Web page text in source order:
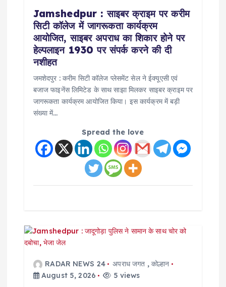
Jamshedpur : साइबर क्राइम पर करीम
सिटी कॉलेज में जागरूकता कार्यक्रम
आयोजित, साइबर अपराध का शिकार होने पर
हेल्पलाइन 1930 पर संपर्क करने की दी
नशीहत
जमशेदपुर : करीम सिटी कॉलेज प्लेसमेंट सेल ने ईक्यूएसी एवं
बजाज फाइनेंस लिमिटेड के साथ साझा मिलकर साइबर क्राइम पर
जागरूकता कार्यक्रम आयोजित किया। इस कार्यक्रम में बड़ी
संख्या में…
Spread the love
RADAR NEWS 24 अपराध जगत , कोल्हान
August 5, 2026
5 views